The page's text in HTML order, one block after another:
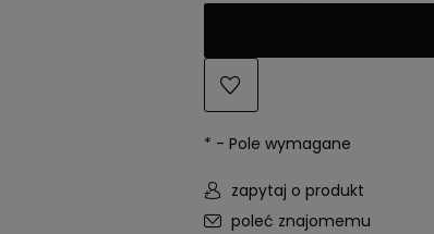
* - Pole wymagane
zapytaj o produkt
poleć znajomemu